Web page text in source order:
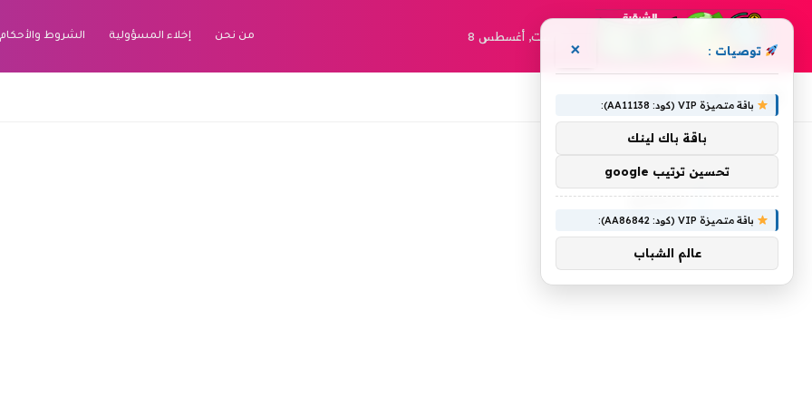
السبت, أغسطس 8 من نحن إخلاء المسؤولية الشروط والأحكام
الرئيسية »
سيمنع
توصيات : ×
باقة متميزة VIP (كود: AA11138):
باقة باك لينك
تحسين ترتيب google
باقة متميزة VIP (كود: AA86842):
عالم الشباب